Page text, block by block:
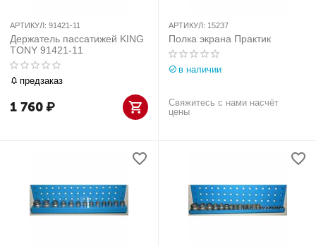
АРТИКУЛ: 91421-11
Держатель пассатижей KING
TONY 91421-11
предзаказ
1 760₽
АРТИКУЛ: 15237
Полка экрана Практик
в наличии
Свяжитесь с нами насчёт
цены